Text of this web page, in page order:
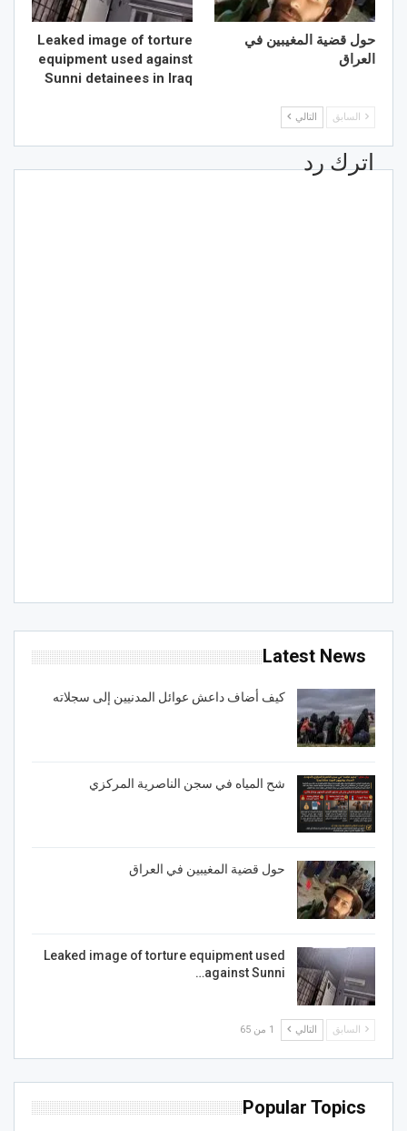
حول قضية المغيبين في
العراق
Leaked image of torture
equipment used against
Sunni detainees in Iraq
السابق التالي
اترك رد
Latest News
كيف أضاف داعش عوائل المدنيين إلى سجلاته
شح المياه في سجن الناصرية المركزي
حول قضية المغيبين في العراق
Leaked image of torture equipment used
against Sunni…
السابق التالي 1 من 65
Popular Topics